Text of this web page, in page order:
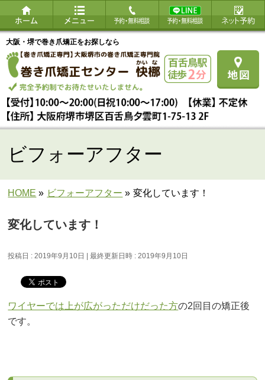
大阪・堺で巻き爪矯正をお探しなら
ビフォーアフター
HOME » ビフォーアフター » 変化しています！
変化しています！
投稿日 : 2019年9月10日 最終更新日時 : 2019年9月10日
ワイヤーでは上が広がっただけだった方の2回目の矯正後
です。